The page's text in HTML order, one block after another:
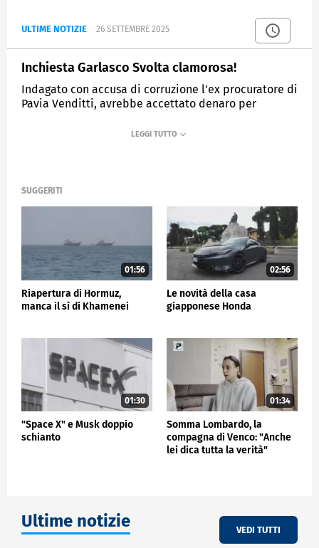
ULTIME NOTIZIE 26 SETTEMBRE 2025
Inchiesta Garlasco Svolta clamorosa!
Indagato con accusa di corruzione l'ex procuratore di
Pavia Venditti, avrebbe accettato denaro per
SUGGERITI
01:56
Riapertura di Hormuz,
manca il sì di Khamenei
02:56
Le novità della casa
giapponese Honda
01:30
"Space X" e Musk doppio
schianto
01:34
Somma Lombardo, la
compagna di Venco: "Anche
lei dica tutta la verità"
Ultime notizie VEDI TUTTI